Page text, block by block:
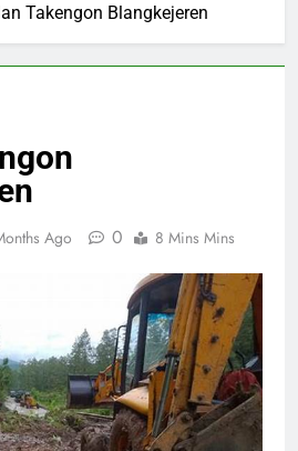
Takengon Blangkejeren
Ago 0 8 Mins Mins